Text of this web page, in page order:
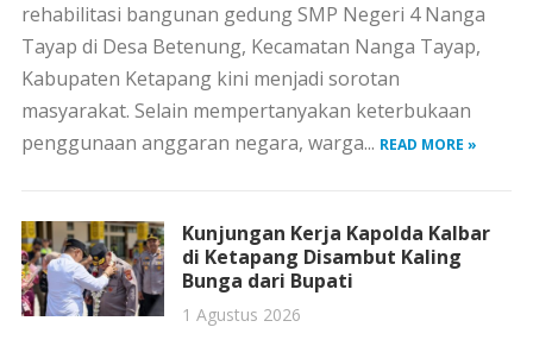
rehabilitasi bangunan gedung SMP Negeri 4 Nanga
Tayap di Desa Betenung, Kecamatan Nanga Tayap,
Kabupaten Ketapang kini menjadi sorotan
masyarakat. Selain mempertanyakan keterbukaan
penggunaan anggaran negara, warga... READ MORE »
Kunjungan Kerja Kapolda Kalbar
di Ketapang Disambut Kaling
Bunga dari Bupati
1 Agustus 2026